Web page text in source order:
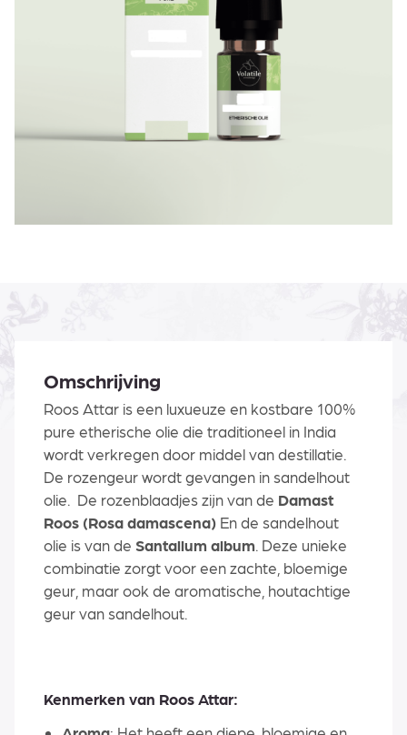
Omschrijving
Roos Attar is een luxueuze en kostbare 100%
pure etherische olie die traditioneel in India
wordt verkregen door middel van destillatie.
De rozengeur wordt gevangen in sandelhout
olie. De rozenblaadjes zijn van de Damast
Roos (Rosa damascena) En de sandelhout
olie is van de Santallum album. Deze unieke
combinatie zorgt voor een zachte, bloemige
geur, maar ook de aromatische, houtachtige
geur van sandelhout.
Kenmerken van Roos Attar: